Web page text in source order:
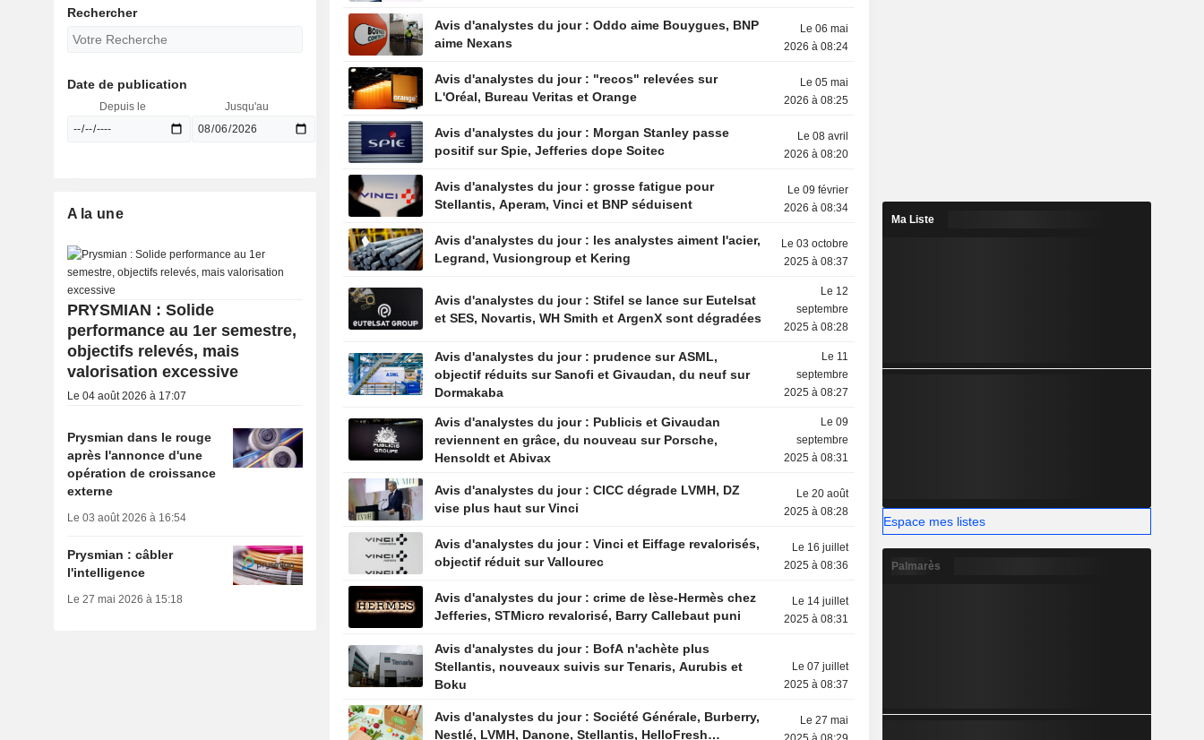
Avis d'analystes du jour : Oddo aime Bouygues, BNP
aime Nexans
Le 06 mai
2026 à 08:24
Avis d'analystes du jour : "recos" relevées sur
L'Oréal, Bureau Veritas et Orange
Le 05 mai
2026 à 08:25
Avis d'analystes du jour : Morgan Stanley passe
positif sur Spie, Jefferies dope Soitec
Le 08 avril
2026 à 08:20
Avis d'analystes du jour : grosse fatigue pour
Stellantis, Aperam, Vinci et BNP séduisent
Le 09 février
2026 à 08:34
Avis d'analystes du jour : les analystes aiment l'acier,
Legrand, Vusiongroup et Kering
Le 03 octobre
2025 à 08:37
Avis d'analystes du jour : Stifel se lance sur Eutelsat
et SES, Novartis, WH Smith et ArgenX sont dégradées
Le 12
septembre
2025 à 08:28
Avis d'analystes du jour : prudence sur ASML,
objectif réduits sur Sanofi et Givaudan, du neuf sur
Dormakaba
Le 11
septembre
2025 à 08:27
Avis d'analystes du jour : Publicis et Givaudan
reviennent en grâce, du nouveau sur Porsche,
Hensoldt et Abivax
Le 09
septembre
2025 à 08:31
Avis d'analystes du jour : CICC dégrade LVMH, DZ
vise plus haut sur Vinci
Le 20 août
2025 à 08:28
Avis d'analystes du jour : Vinci et Eiffage revalorisés,
objectif réduit sur Vallourec
Le 16 juillet
2025 à 08:36
Avis d'analystes du jour : crime de lèse-Hermès chez
Jefferies, STMicro revalorisé, Barry Callebaut puni
Le 14 juillet
2025 à 08:31
Avis d'analystes du jour : BofA n'achète plus
Stellantis, nouveaux suivis sur Tenaris, Aurubis et
Boku
Le 07 juillet
2025 à 08:37
Avis d'analystes du jour : Société Générale, Burberry,
Nestlé, LVMH, Danone, Stellantis, HelloFresh…
Le 27 mai
Rechercher
Date de publication
Depuis le Jusqu'au
A la une
PRYSMIAN : Solide
performance au 1er semestre,
objectifs relevés, mais
valorisation excessive
Le 04 août 2026 à 17:07
Prysmian dans le rouge
après l'annonce d'une
opération de croissance
externe
Le 03 août 2026 à 16:54
Prysmian : câbler
l'intelligence
Le 27 mai 2026 à 15:18
Ma Liste
Espace mes listes
Palmarès